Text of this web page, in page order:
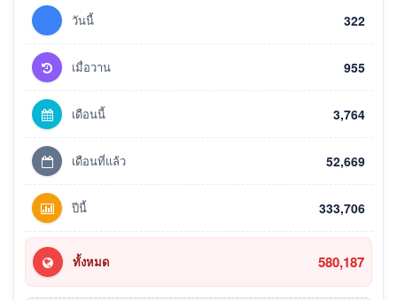
วันนี้ 322
เมื่อวาน 955
เดือนนี้ 3,764
เดือนที่แล้ว 52,669
ปีนี้ 333,706
ทั้งหมด 580,187